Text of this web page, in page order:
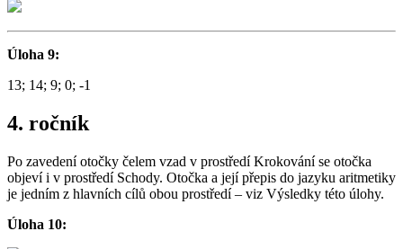
Úloha 9:
13; 14; 9; 0; -1
4. ročník
Po zavedení otočky čelem vzad v prostředí Krokování se otočka
objeví i v prostředí Schody. Otočka a její přepis do jazyku aritmetiky
je jedním z hlavních cílů obou prostředí – viz Výsledky této úlohy.
Úloha 10: